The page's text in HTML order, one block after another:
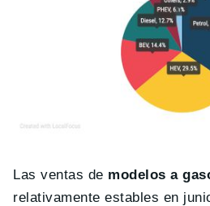
Las ventas de modelos a
relativamente estables en